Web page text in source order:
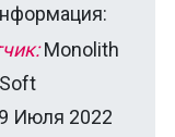
Monolith
Soft
Июля 2022